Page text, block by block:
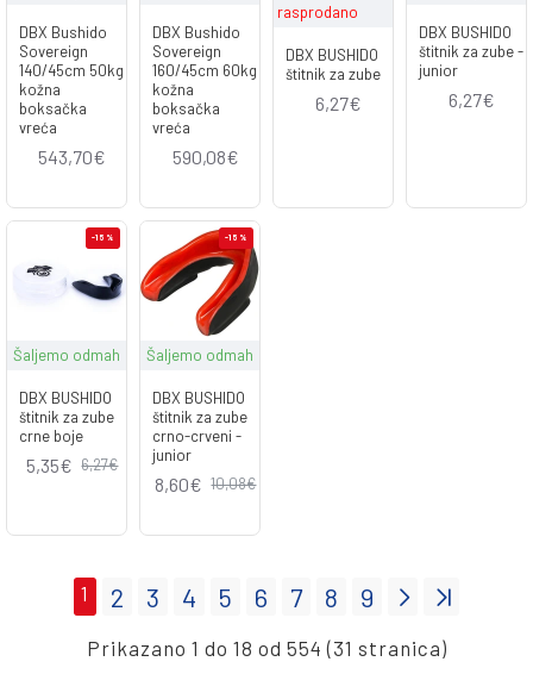
DBX Bushido
Sovereign
140/45cm 50kg
kožna
boksačka
vreća
543,70€
DBX Bushido
Sovereign
160/45cm 60kg
kožna
boksačka
vreća
590,08€
rasprodano
DBX BUSHIDO
štitnik za zube
6,27€
DBX BUSHIDO
štitnik za zube -
junior
6,27€
-15 %
Šaljemo odmah
DBX BUSHIDO
štitnik za zube
crne boje
5,35€ 6,27€
-15 %
Šaljemo odmah
DBX BUSHIDO
štitnik za zube
crno-crveni -
junior
8,60€ 10,08€
1 2 3 4 5 6 7 8 9
Prikazano 1 do 18 od 554 (31 stranica)